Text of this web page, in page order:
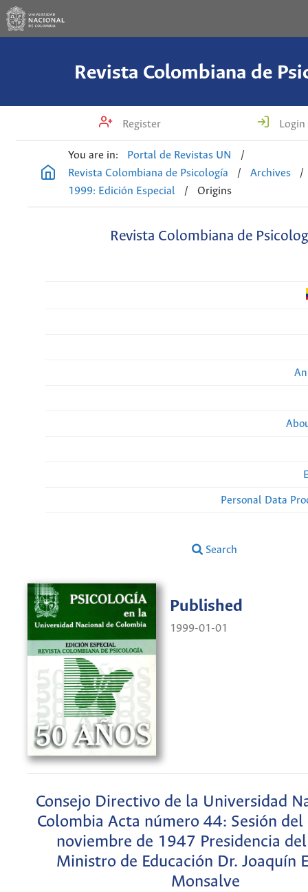
Revista Colombiana de
Register Login
You are in: Portal de Revistas UN
/
Revista Colombiana de Psicología
/ Archives
/
1999: Edición Especial
/ Origins
Revista Colombiana de
Personal Data
Search
Published
1999-01-01
Consejo Directivo de la Universidad
Colombia Acta número 44: Sesión
noviembre de 1947 Presidencia
Ministro de Educación Dr. Joaquín
Monsalve